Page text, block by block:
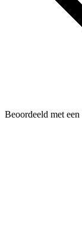
Beoordeeld met